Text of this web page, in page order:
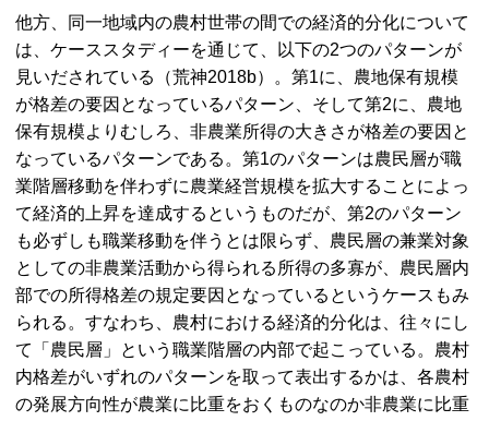
他方、同一地域内の農村世帯の間での経済的分化について
は、ケーススタディーを通じて、以下の2つのパターンが
見いだされている（荒神2018b）。第1に、農地保有規模
が格差の要因となっているパターン、そして第2に、農地
保有規模よりむしろ、非農業所得の大きさが格差の要因と
なっているパターンである。第1のパターンは農民層が職
業階層移動を伴わずに農業経営規模を拡大することによっ
て経済的上昇を達成するというものだが、第2のパターン
も必ずしも職業移動を伴うとは限らず、農民層の兼業対象
としての非農業活動から得られる所得の多寡が、農民層内
部での所得格差の規定要因となっているというケースもみ
られる。すなわち、農村における経済的分化は、往々にし
て「農民層」という職業階層の内部で起こっている。農村
内格差がいずれのパターンを取って表出するかは、各農村
の発展方向性が農業に比重をおくものなのか非農業に比重